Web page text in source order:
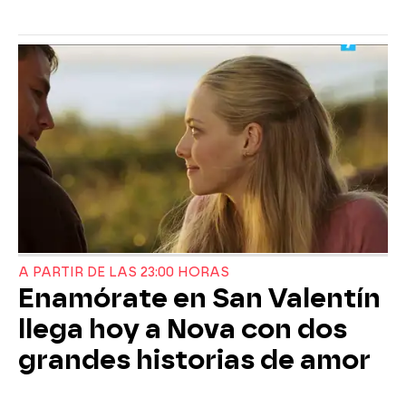
A PARTIR DE LAS 23:00 HORAS
Enamórate en San Valentín
llega hoy a Nova con dos
grandes historias de amor